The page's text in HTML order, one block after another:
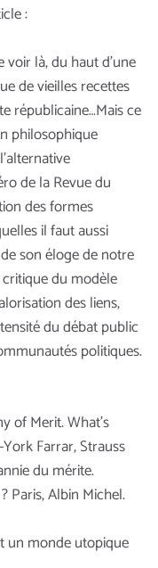
:
là, du haut d’une
de vieilles recettes
républicaine…Mais ce
philosophique
de la Revue du
des formes
il faut aussi
son éloge de notre
du modèle
des liens,
du débat public
politiques.
of Merit. What’s
Farrar, Strauss
du mérite.
Paris, Albin Michel.
un monde utopique